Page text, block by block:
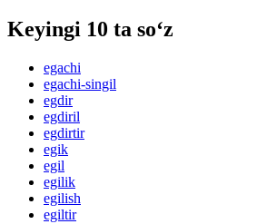
Keyingi 10 ta so‘z
egachi
egachi-singil
egdir
egdiril
egdirtir
egik
egil
egilik
egilish
egiltir